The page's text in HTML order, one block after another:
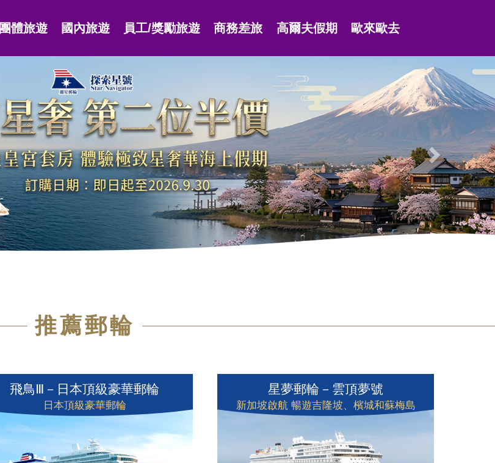
團體旅遊 國內旅遊 員工/獎勵旅遊 商務差旅 高爾夫假期 歐來歐去
Next
推薦郵輪
飛鳥Ⅲ－日本頂級豪華郵輪
日本頂級豪華郵輪
星夢郵輪－雲頂夢號
新加坡啟航 暢遊吉隆坡、檳城和蘇梅島